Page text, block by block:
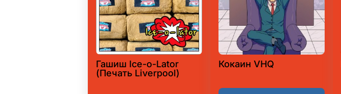
Гашиш Ice-o-Lator
(Печать Liverpool)
Кокаин VHQ